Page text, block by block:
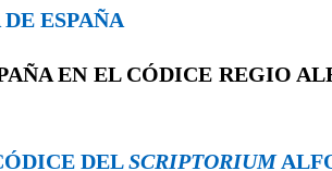
ESPAÑA
EN EL CÓDICE REGIO
DELSCRIPTORIUM